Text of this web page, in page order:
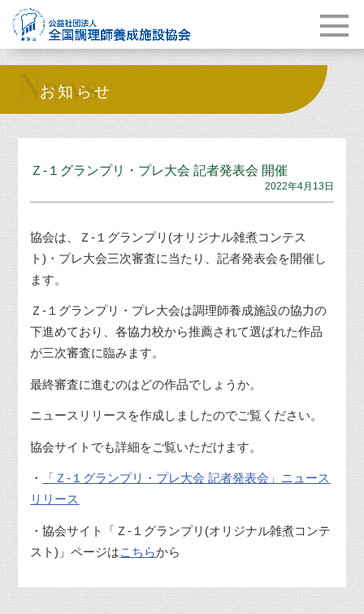
News
お知らせ
Ｚ-１グランプリ・プレ大会 記者発表会 開催
2022年4月13日
協会は、Ｚ- １グランプリ (オリジナル雑煮コンテス
ト) ・プレ大会三次審査に当たり、記者発表会を開催し
ます。
Ｚ- １グランプリ・プレ大会は調理師養成施設の協力の
下進めており、各協力校から推薦されて選ばれた作品
が三次審査に臨みます。
最終審査に進むのはどの作品でしょうか。
ニュースリリースを作成しましたのでご覧ください。
協会サイトでも詳細をご覧いただけます。
・ 「Ｚ- １グランプリ・プレ大会 記者発表会」 ニュース
リリース
・協会サイト「Ｚ- １グランプリ (オリジナル雑煮コンテ
スト) 」ページはこちらから